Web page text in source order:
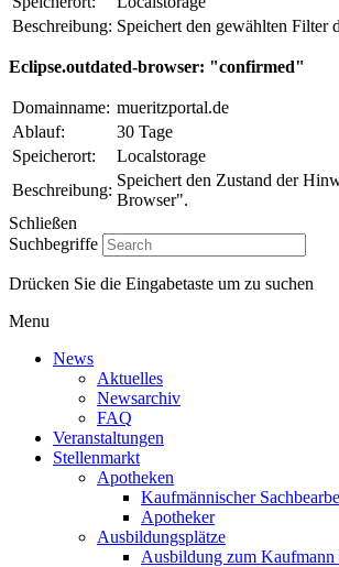
Beschreibung: Speichert den gewählten Filter
Eclipse.outdated-browser: "confirmed"
Domainname: mueritzportal.de
Ablauf:
30 Tage
Speicherort:
Localstorage
Beschreibung:
Speichert den Zustand der
Browser".
Schließen
Suchbegriffe
Drücken Sie die Eingabetaste um zu suchen
Menu
News
Aktuelles
Newsarchiv
FAQ
Veranstaltungen
Stellenmarkt
Apotheken
Kaufmännischer
Apotheker
Ausbildungsplätze
Ausbildung zum Kaufmann